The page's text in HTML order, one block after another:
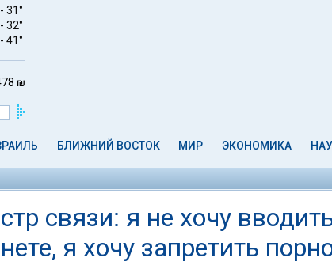
31°
32°
41°
₪
БЛИЖНИЙ ВОСТОК МИР ЭКОНОМИКА
связи: я не хочу
я хочу запретить